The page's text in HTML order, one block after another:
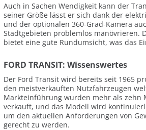
Auch in Sachen Wendigkeit kann der
seiner Größe lässt er sich dank der
und der optionalen 360-Grad-Kamera
Stadtgebieten problemlos manövrieren.
bietet eine gute Rundumsicht, was das
FORD TRANSIT: Wissenswertes
Der Ford Transit wird bereits seit 1965
den meistverkauften Nutzfahrzeugen
Markteinführung wurden mehr als zehn
verkauft, und das Modell wird
um den aktuellen Anforderungen von
gerecht zu werden.